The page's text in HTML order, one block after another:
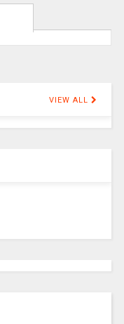
VIEW ALL